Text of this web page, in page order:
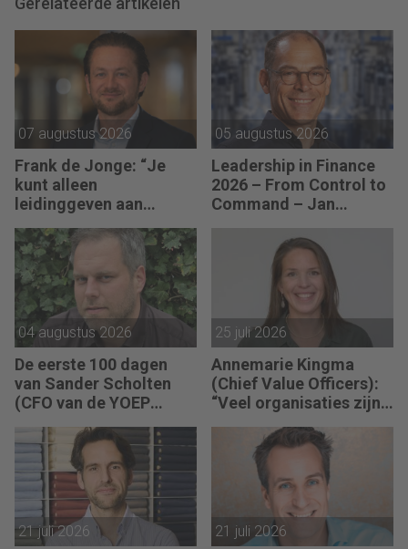
07 augustus 2026
Frank de Jonge: “Je
kunt alleen
leidinggeven aan
anderen als je leiding
kunt geven aan jezelf.”
05 augustus 2026
Leadership in Finance
2026 – From Control to
Command – Jan
van The Protein
Brewery): “Je moet
vaak met relatief weinig
data toch knopen
doorhakken.”
04 augustus 2026
De eerste 100 dagen
van Sander Scholten
(CFO van de YOEP
Groep): “Financiële
sturing werkt pas echt
als mensen begrijpen
waarom keuzes nodig
zijn.”
25 juli 2026
Annemarie Kingma
(Chief Value Officers):
“Veel organisaties zijn
uitstekend ingericht
voor de wereld van
vandaag.”
21 juli 2026 21 juli 2026